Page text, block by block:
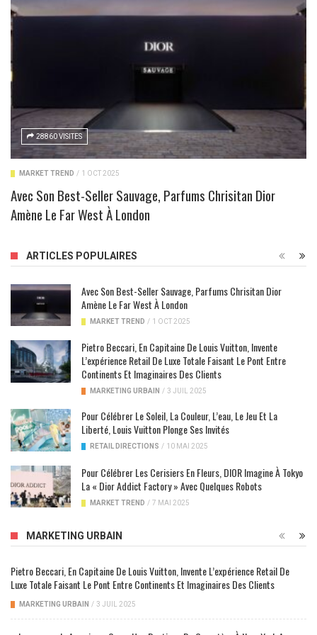
28860 VISITES
MARKET TREND / 1 OCT 2025
Avec Son Best-Seller Sauvage, Parfums Chrisitan Dior
Amène Le Far West À London
ARTICLES POPULAIRES
Avec Son Best-Seller Sauvage, Parfums Chrisitan Dior
Amène Le Far West À London
MARKET TREND / 1 OCT 2025
Pietro Beccari, En Capitaine De Louis Vuitton, Invente
L’expérience Retail De Luxe Totale Faisant Le Pont Entre
Continents Et Imaginaires Des Clients
MARKETING URBAIN / 3 JUIL 2025
Pour Célébrer Le Soleil, La Couleur, L’eau, Le Jeu Et La
Liberté, Louis Vuitton Plonge Ses Invités
RETAIL DIRECTIONS / 10 MAI 2025
Pour Célébrer Les Cerisiers En Fleurs, DIOR Imagine À Tokyo
La « Dior Addict Factory » Avec Quelques Robots
MARKET TREND / 7 MAI 2025
MARKETING URBAIN
Pietro Beccari, En Capitaine De Louis Vuitton, Invente L’expérience Retail De
Luxe Totale Faisant Le Pont Entre Continents Et Imaginaires Des Clients
MARKETING URBAIN / 3 JUIL 2025